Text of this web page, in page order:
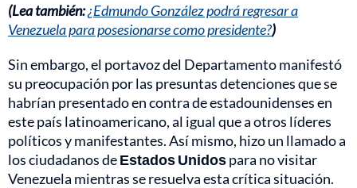
(Lea también:¿Edmundo González podrá regresar a
Venezuela para posesionarse como presidente?)
Sin embargo, el portavoz del Departamento manifestó
su preocupación por las presuntas detenciones que se
habrían presentado en contra de estadounidenses en
este país latinoamericano, al igual que a otros líderes
políticos y manifestantes. Así mismo, hizo un llamado a
los ciudadanos deEstados Unidospara no visitar
Venezuela mientras se resuelva esta crítica situación.